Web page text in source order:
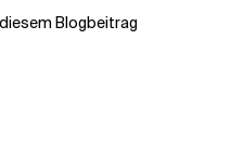
Blogbeitrag